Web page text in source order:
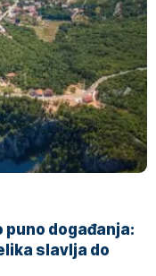
puno događanja:
slavlja do